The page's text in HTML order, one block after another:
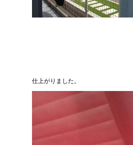
仕上がりました。